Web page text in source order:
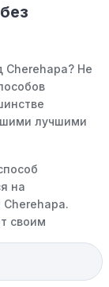
Не
лучшими
на
своим